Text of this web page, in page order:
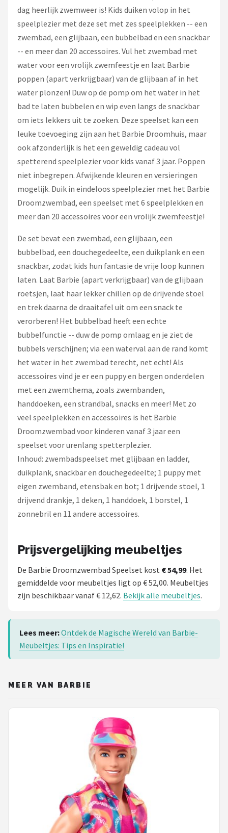
dag heerlijk zwemweer is! Kids duiken volop in het
speelplezier met deze set met zes speelplekken -- een
zwembad, een glijbaan, een bubbelbad en een snackbar
-- en meer dan 20 accessoires. Vul het zwembad met
water voor een vrolijk zwemfeestje en laat Barbie
poppen (apart verkrijgbaar) van de glijbaan af in het
water plonzen! Duw op de pomp om het water in het
bad te laten bubbelen en wip even langs de snackbar
om iets lekkers uit te zoeken. Deze speelset kan een
leuke toevoeging zijn aan het Barbie Droomhuis, maar
ook afzonderlijk is het een geweldig cadeau vol
spetterend speelplezier voor kids vanaf 3 jaar. Poppen
niet inbegrepen. Afwijkende kleuren en versieringen
mogelijk. Duik in eindeloos speelplezier met het Barbie
Droomzwembad, een speelset met 6 speelplekken en
meer dan 20 accessoires voor een vrolijk zwemfeestje!
De set bevat een zwembad, een glijbaan, een
bubbelbad, een douchegedeelte, een duikplank en een
snackbar, zodat kids hun fantasie de vrije loop kunnen
laten. Laat Barbie (apart verkrijgbaar) van de glijbaan
roetsjen, laat haar lekker chillen op de drijvende stoel
en trek daarna de draaitafel uit om een snack te
verorberen! Het bubbelbad heeft een echte
bubbelfunctie -- duw de pomp omlaag en je ziet de
bubbels verschijnen; via een waterval aan de rand komt
het water in het zwembad terecht, net echt! Als
accessoires vind je er een puppy en bergen onderdelen
met een zwemthema, zoals zwembanden,
handdoeken, een strandbal, snacks en meer! Met zo
veel speelplekken en accessoires is het Barbie
Droomzwembad voor kinderen vanaf 3 jaar een
speelset voor urenlang spetterplezier.
Inhoud: zwembadspeelset met glijbaan en ladder,
duikplank, snackbar en douchegedeelte; 1 puppy met
eigen zwemband, etensbak en bot; 1 drijvende stoel, 1
drijvend drankje, 1 deken, 1 handdoek, 1 borstel, 1
zonnebril en 11 andere accessoires.
Prijsvergelijking meubeltjes
De Barbie Droomzwembad Speelset kost € 54,99. Het
gemiddelde voor meubeltjes ligt op € 52,00. Meubeltjes
zijn beschikbaar vanaf € 12,62. Bekijk alle meubeltjes.
Lees meer:Ontdek de Magische Wereld van Barbie-
Meubeltjes: Tips en Inspiratie!
MEER VAN BARBIE